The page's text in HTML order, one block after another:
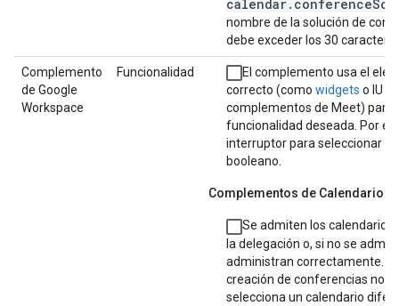
nombre de la solución de
debe exceder los 30
Complemento
de Google
Workspace
Funcionalidad
El complemento usa el
correcto (como widgets o IU
complementos de Meet) para
funcionalidad deseada. Por
interruptor para seleccionar
booleano.
Complementos de Calendario
Se admiten los calendarios
la delegación o, si no se
administran correctamente.
creación de conferencias no
selecciona un calendario